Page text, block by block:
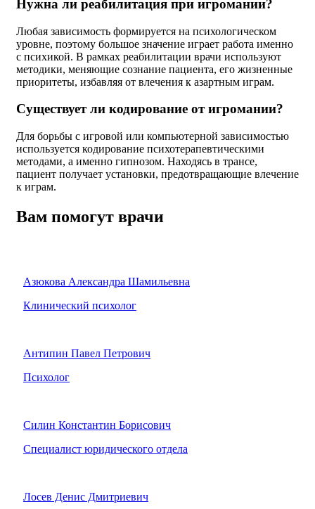
Нужна ли реабилитация при игромании?
Любая зависимость формируется на психологическом
уровне, поэтому большое значение играет работа именно
с психикой. В рамках реабилитации врачи используют
методики, меняющие сознание пациента, его жизненные
приоритеты, избавляя от влечения к азартным играм.
Существует ли кодирование от игромании?
Для борьбы с игровой или компьютерной зависимостью
используется кодирование психотерапевтическими
методами, а именно гипнозом. Находясь в трансе,
пациент получает установки, предотвращающие влечение
к играм.
Вам помогут врачи
Азюкова Александра Шамильевна
Клинический психолог
Антипин Павел Петрович
Психолог
Силин Константин Борисович
Специалист юридического отдела
Лосев Денис Дмитриевич